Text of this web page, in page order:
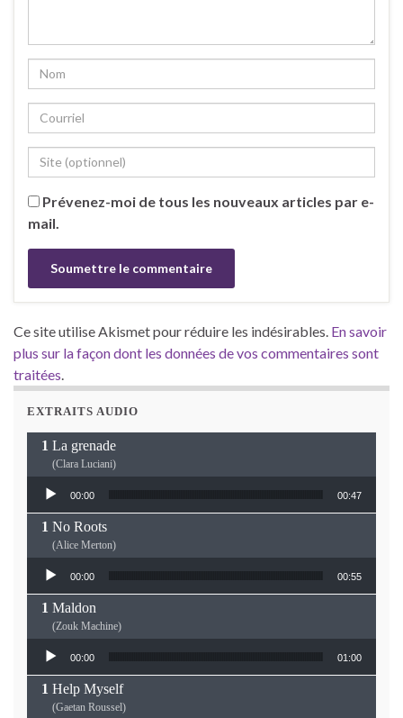
Prévenez-moi de tous les nouveaux articles par e-
mail.
Ce site utilise Akismet pour réduire les indésirables. En savoir
plus sur la façon dont les données de vos commentaires sont
traitées
EXTRAITS AUDIO
La grenade
(Clara Luciani)
Lecteur audio
00:00 00:47
No Roots
(Alice Merton)
Lecteur audio
00:00 00:55
Maldon
(Zouk Machine)
Lecteur audio
00:00 01:00
Help Myself
(Gaetan Roussel)